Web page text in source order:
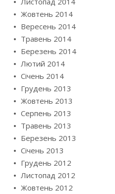
Жовтень 2014
Вересень 2014
Травень 2014
Березень 2014
Лютий 2014
Січень 2014
Грудень 2013
Жовтень 2013
Серпень 2013
Травень 2013
Березень 2013
Січень 2013
Грудень 2012
Листопад 2012
Жовтень 2012